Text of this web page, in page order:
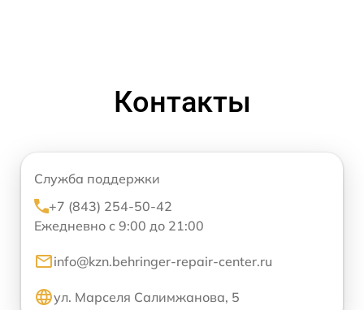
Контакты
Служба поддержки
+7 (843) 254-50-42
Ежедневно с 9:00 до 21:00
info@kzn.behringer-repair-center.ru
ул. Марселя Салимжанова, 5